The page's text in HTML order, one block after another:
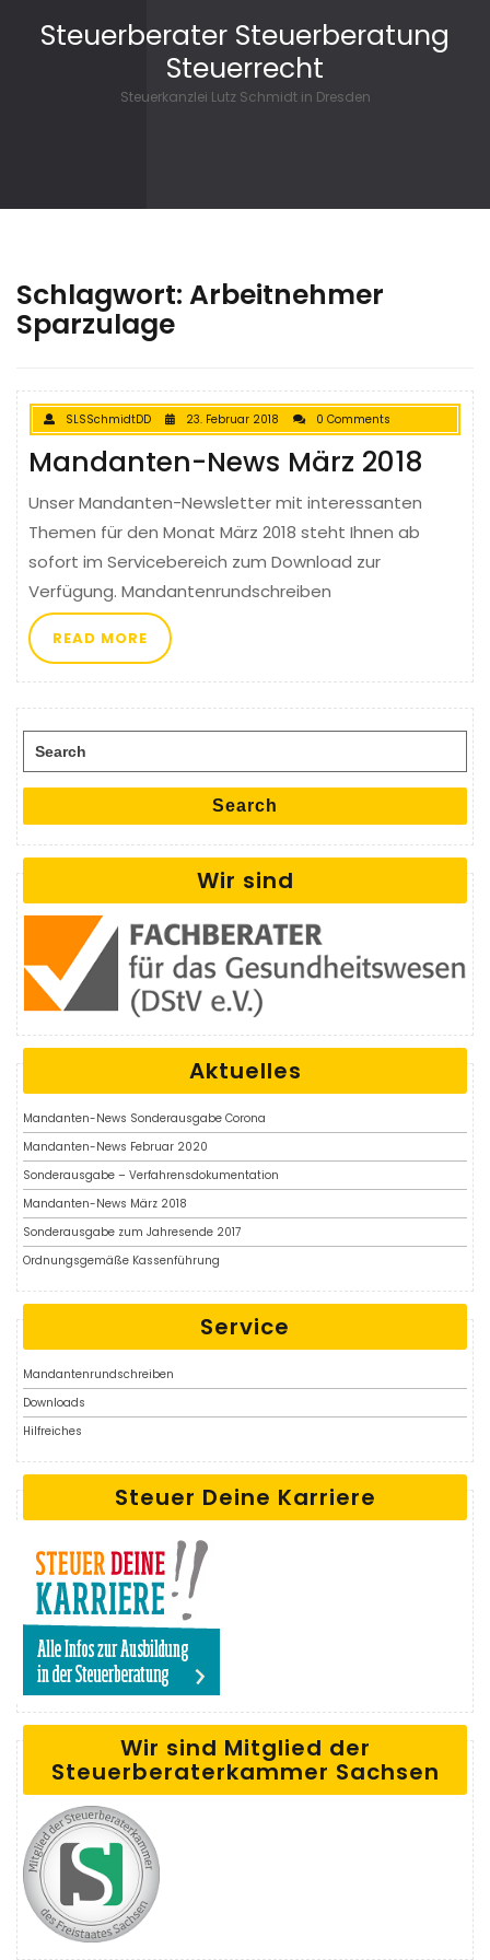
Steuerberater Steuerberatung
Steuerrecht
Steuerkanzlei Lutz Schmidt in Dresden
Schlagwort: Arbeitnehmer
Sparzulage
SLSSchmidtDD 23. Februar 2018 0 Comments
Mandanten-News März 2018
Unser Mandanten-Newsletter mit interessanten
Themen für den Monat März 2018 steht Ihnen ab
sofort im Servicebereich zum Download zur
Verfügung. Mandantenrundschreiben
READ MORE
Search
Wir sind
Aktuelles
Mandanten-News Sonderausgabe Corona
Mandanten-News Februar 2020
Sonderausgabe – Verfahrensdokumentation
Mandanten-News März 2018
Sonderausgabe zum Jahresende 2017
Ordnungsgemäße Kassenführung
Service
Mandantenrundschreiben
Downloads
Hilfreiches
Steuer Deine Karriere
Wir sind Mitglied der
Steuerberaterkammer Sachsen